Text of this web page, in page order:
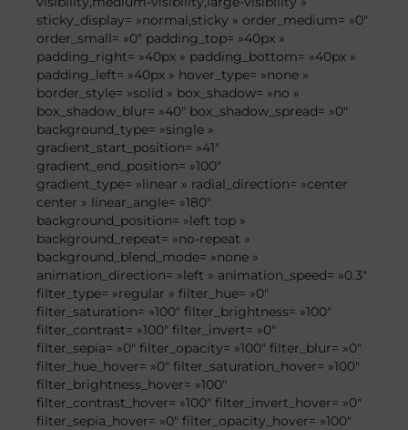
sticky_display= »normal,sticky » order_medium= »0″
order_small= »0″ padding_top= »40px »
padding_right= »40px » padding_bottom= »40px »
padding_left= »40px » hover_type= »none »
border_style= »solid » box_shadow= »no »
box_shadow_blur= »40″ box_shadow_spread= »0″
background_type= »single »
gradient_start_position= »41″
gradient_end_position= »100″
gradient_type= »linear » radial_direction= »center
center » linear_angle= »180″
background_position= »left top »
background_repeat= »no-repeat »
background_blend_mode= »none »
animation_direction= »left » animation_speed= »0.3″
filter_type= »regular » filter_hue= »0″
filter_saturation= »100″ filter_brightness= »100″
filter_contrast= »100″ filter_invert= »0″
filter_sepia= »0″ filter_opacity= »100″ filter_blur= »0″
filter_hue_hover= »0″ filter_saturation_hover= »100″
filter_brightness_hover= »100″
filter_contrast_hover= »100″ filter_invert_hover= »0″
filter_sepia_hover= »0″ filter_opacity_hover= »100″